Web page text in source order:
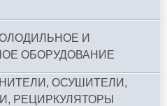
И
ОБОРУДОВАНИЕ
ОСУШИТЕЛИ,
РЕЦИРКУЛЯТОРЫ